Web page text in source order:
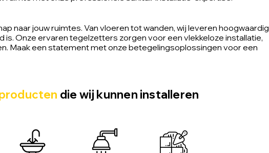
naar jouw ruimtes. Van vloeren tot wanden, wij leveren hoogwaardig
Onze ervaren tegelzetters zorgen voor een vlekkeloze installatie,
Maak een statement met onze betegelingsoplossingen voor een
die wij kunnen installeren